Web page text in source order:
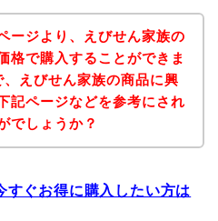
ージより、えびせん家族の
格で購入することができま
、えびせん家族の商品に興
記ページなどを参考にされ
でしょうか？
すぐお得に購入したい方は